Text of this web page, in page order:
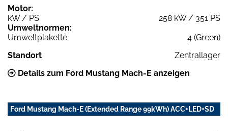
Motor:
kW / PS
258 kW / 351 PS
Umweltnormen:
Umweltplakette
4 (Green)
Standort
Zentrallager
Details zum Ford Mustang Mach-E anzeigen
Ford Mustang Mach-E (Extended Range 99kWh) ACC+LED+SD